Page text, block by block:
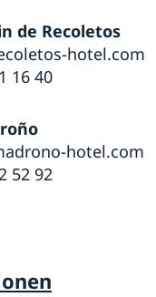
de Recoletos
hotel.com
16 40
hotel.com
52 92